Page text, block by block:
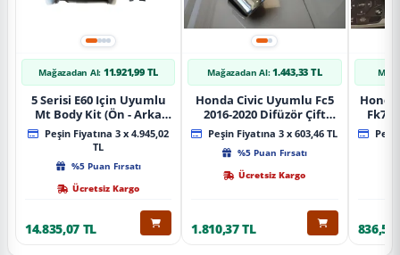
Mağazadan Al: 11.921,99 TL
5 Serisi E60 Için Uyumlu
Mt Body Kit (Ön - Arka
Tampon -Marspiyel )
Peşin Fiyatına 3 x 4.945,02
TL
%5 Puan Fırsatı
Ücretsiz Kargo
14.835,07 TL
Mağazadan Al: 1.443,33 TL
Honda Civic Uyumlu Fc5
2016-2020 Difüzör Çift
Çıkış İçin Egzoz Seti
Peşin Fiyatına 3 x 603,46 TL
%5 Puan Fırsatı
Ücretsiz Kargo
1.810,37 TL
Fk7
836,51